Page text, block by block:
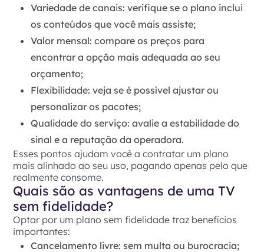
Variedade de canais: verifique se o plano inclui
os conteúdos que você mais assiste;
Valor mensal: compare os preços para
encontrar a opção mais adequada ao seu
orçamento;
Flexibilidade: veja se é possível ajustar ou
personalizar os pacotes;
Qualidade do serviço: avalie a estabilidade do
sinal e a reputação da operadora.
Esses pontos ajudam você a contratar um plano
mais alinhado ao seu uso, pagando apenas pelo que
realmente consome.
Quais são as vantagens de uma TV
sem fidelidade?
Optar por um plano sem fidelidade traz benefícios
importantes:
Cancelamento livre: sem multa ou burocracia;